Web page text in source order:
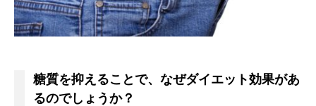
糖質を抑えることで、なぜダイエット効果があ
るのでしょうか？